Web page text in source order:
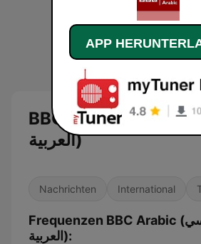
BBC Arabic (إذاعة بي بي سي
العربية)
Nachrichten International
Frequenzen BBC Arabic (إذاعة بي بي سي
العربية):
APP